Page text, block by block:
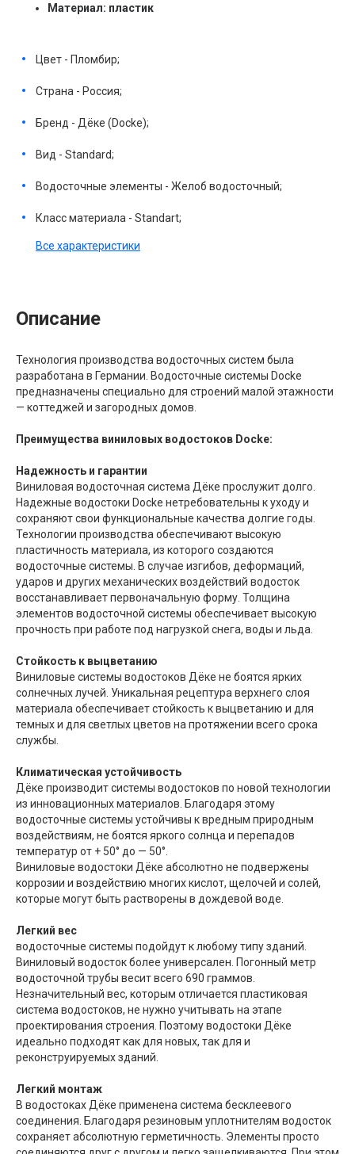
Материал: пластик
Цвет - Пломбир;
Страна - Россия;
Бренд - Дёке (Docke);
Вид - Standard;
Водосточные элементы - Желоб водосточный;
Класс материала - Standart;
Все характеристики
Описание
Технология производства водосточных систем была
разработана в Германии. Водосточные системы Docke
предназначены специально для строений малой этажности
— коттеджей и загородных домов.
Преимущества виниловых водостоков Docke:
Надежность и гарантии
Виниловая водосточная система Дёке прослужит долго.
Надежные водостоки Docke нетребовательны к уходу и
сохраняют свои функциональные качества долгие годы.
Технологии производства обеспечивают высокую
пластичность материала, из которого создаются
водосточные системы. В случае изгибов, деформаций,
ударов и других механических воздействий водосток
восстанавливает первоначальную форму. Толщина
элементов водосточной системы обеспечивает высокую
прочность при работе под нагрузкой снега, воды и льда.
Стойкость к выцветанию
Виниловые системы водостоков Дёке не боятся ярких
солнечных лучей. Уникальная рецептура верхнего слоя
материала обеспечивает стойкость к выцветанию и для
темных и для светлых цветов на протяжении всего срока
службы.
Климатическая устойчивость
Дёке производит системы водостоков по новой технологии
из инновационных материалов. Благодаря этому
водосточные системы устойчивы к вредным природным
воздействиям, не боятся яркого солнца и перепадов
температур от + 50° до — 50°.
Виниловые водостоки Дёке абсолютно не подвержены
коррозии и воздействию многих кислот, щелочей и солей,
которые могут быть растворены в дождевой воде.
Легкий вес
водосточные системы подойдут к любому типу зданий.
Виниловый водосток более универсален. Погонный метр
водосточной трубы весит всего 690 граммов.
Незначительный вес, которым отличается пластиковая
система водостоков, не нужно учитывать на этапе
проектирования строения. Поэтому водостоки Дёке
идеально подходят как для новых, так для и
реконструируемых зданий.
Легкий монтаж
В водостоках Дёке применена система бесклеевого
соединения. Благодаря резиновым уплотнителям водосток
сохраняет абсолютную герметичность. Элементы просто